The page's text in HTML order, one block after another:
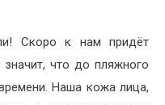
Скоро к нам придёт
что до пляжного
Наша кожа лица,